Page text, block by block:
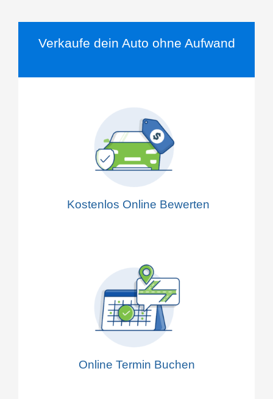
Verkaufe dein Auto ohne Aufwand
Kostenlos Online Bewerten
Online Termin Buchen